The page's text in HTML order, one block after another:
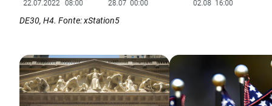
DE30, H4. Fonte: xStation5